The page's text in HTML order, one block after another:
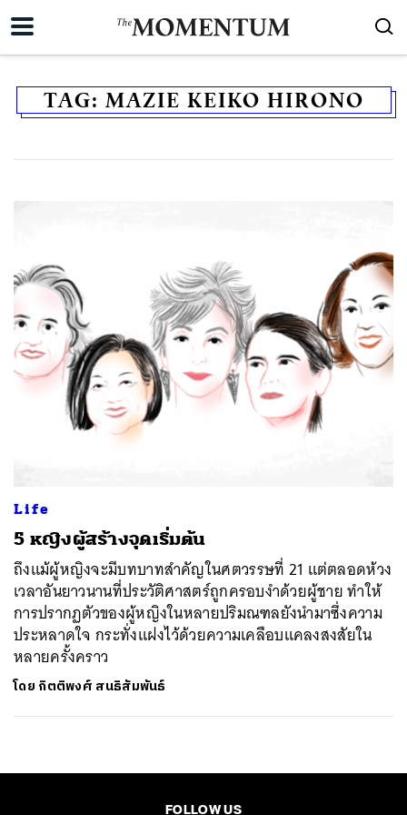
TAG: MAZIE KEIKO HIRONO
Life
5 หญิงผู้สร้างจุดเริ่มต้น
ถึงแม้ผู้หญิงจะมีบทบาทสำคัญในศตวรรษที่ 21 แต่ตลอดห้วง
เวลาอันยาวนานที่ประวัติศาสตร์ถูกครอบงำด้วยผู้ชาย ทำให้
การปรากฏตัวของผู้หญิงในหลายปริมณฑลยังนำมาซึ่งความ
ประหลาดใจ กระทั่งแฝงไว้ด้วยความเคลือบแคลงสงสัยใน
หลายครั้งคราว
โดย กิตติพงศ์ สนธิสัมพันธ์
FOLLOW US